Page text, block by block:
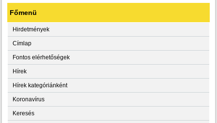
Főmenü
Hirdetmények
Címlap
Fontos elérhetőségek
Hírek
Hírek kategóriánként
Koronavírus
Keresés